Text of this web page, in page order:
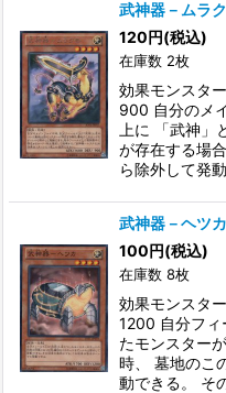
武神器－ムラ
120円(税込)
在庫数 2枚
効果モンスタ
900 自分のメ
上に 「武神」
が存在する場
ら除外して発
武神器－ヘツカ
100円(税込)
在庫数 8枚
効果モンスタ
1200 自分フィ
たモンスター
時、 墓地のこ
動できる。 そ